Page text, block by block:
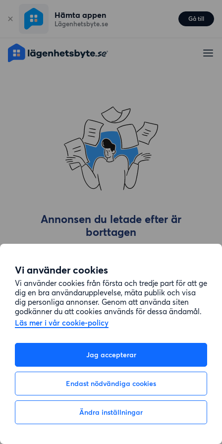
Vi använder cookies
Vi använder cookies från första och tredje part för att ge
dig en bra användarupplevelse, mäta publik och visa
dig personliga annonser. Genom att använda siten
godkänner du att cookies används för dessa ändamål.
Läs mer i vår cookie-policy
Jag accepterar
Endast nödvändiga cookies
Ändra inställningar
Hämta appen
Lägenhetsbyte.se
Gå till
Annonsen du letade efter är
borttagen
Gå till sök